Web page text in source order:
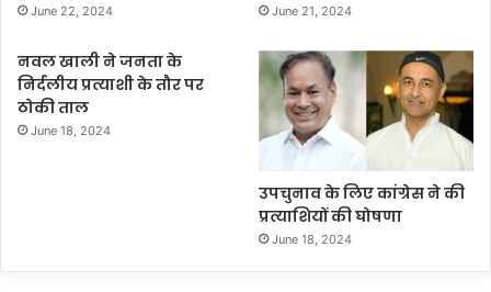
June 22, 2024 June 21, 2024
नवल खाली ने जनता के
निर्दलीय प्रत्याशी के तौर पर
ठोकी ताल
June 18, 2024
उपचुनाव के लिए कांग्रेस ने की
प्रत्याशियों की घोषणा
June 18, 2024